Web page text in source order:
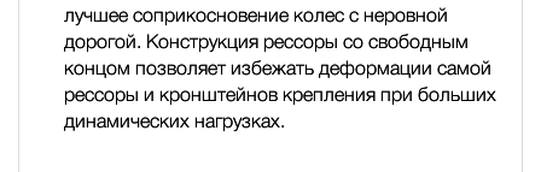
лучшее соприкосновение колес с неровной
дорогой. Конструкция рессоры со свободным
концом позволяет избежать деформации самой
рессоры и кронштейнов крепления при больших
динамических нагрузках.